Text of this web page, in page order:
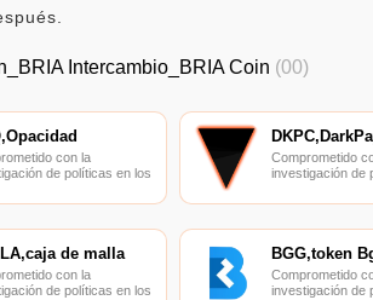
Intercambio_BRIA Coin (00)
con la
de políticas en los
las finanzas
Comprometido
investigación de
finanzas, las
de malla
con la
de políticas en los
BGG,token
Comprometido
investigación de